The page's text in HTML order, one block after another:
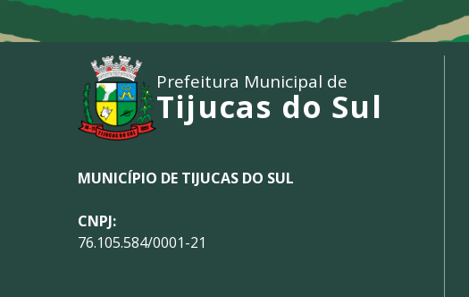
Prefeitura Municipal de
Tijucas do Sul
MUNICÍPIO DE TIJUCAS DO SUL
CNPJ:
76.105.584/0001-21